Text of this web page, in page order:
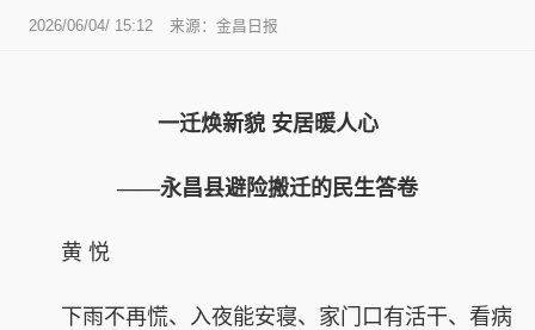
2026/06/04/ 15:12 来源：金昌日报
一迁焕新貌 安居暖人心
——永昌县避险搬迁的民生答卷
黄 悦
下雨不再慌、入夜能安寝、家门口有活干、看病